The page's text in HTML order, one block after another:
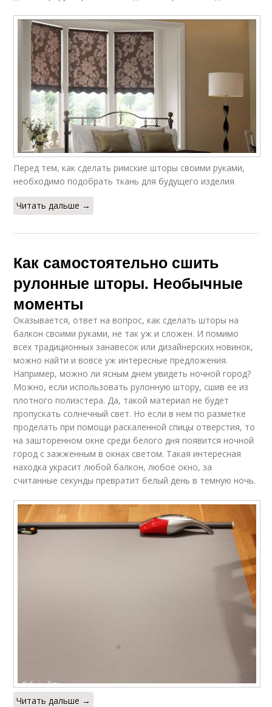
Перед тем, как сделать римские шторы своими руками,
необходимо подобрать ткань для будущего изделия
Читать дальше →
Как самостоятельно сшить
рулонные шторы. Необычные
моменты
Оказывается, ответ на вопрос, как сделать шторы на
балкон своими руками, не так уж и сложен. И помимо
всех традиционных занавесок или дизайнерских новинок,
можно найти и вовсе уж интересные предложения.
Например, можно ли ясным днем увидеть ночной город?
Можно, если использовать рулонную штору, сшив ее из
плотного полиэстера. Да, такой материал не будет
пропускать солнечный свет. Но если в нем по разметке
проделать при помощи раскаленной спицы отверстия, то
на зашторенном окне среди белого дня появится ночной
город с зажженным в окнах светом. Такая интересная
находка украсит любой балкон, любое окно, за
считанные секунды превратит белый день в темную ночь.
Читать дальше →